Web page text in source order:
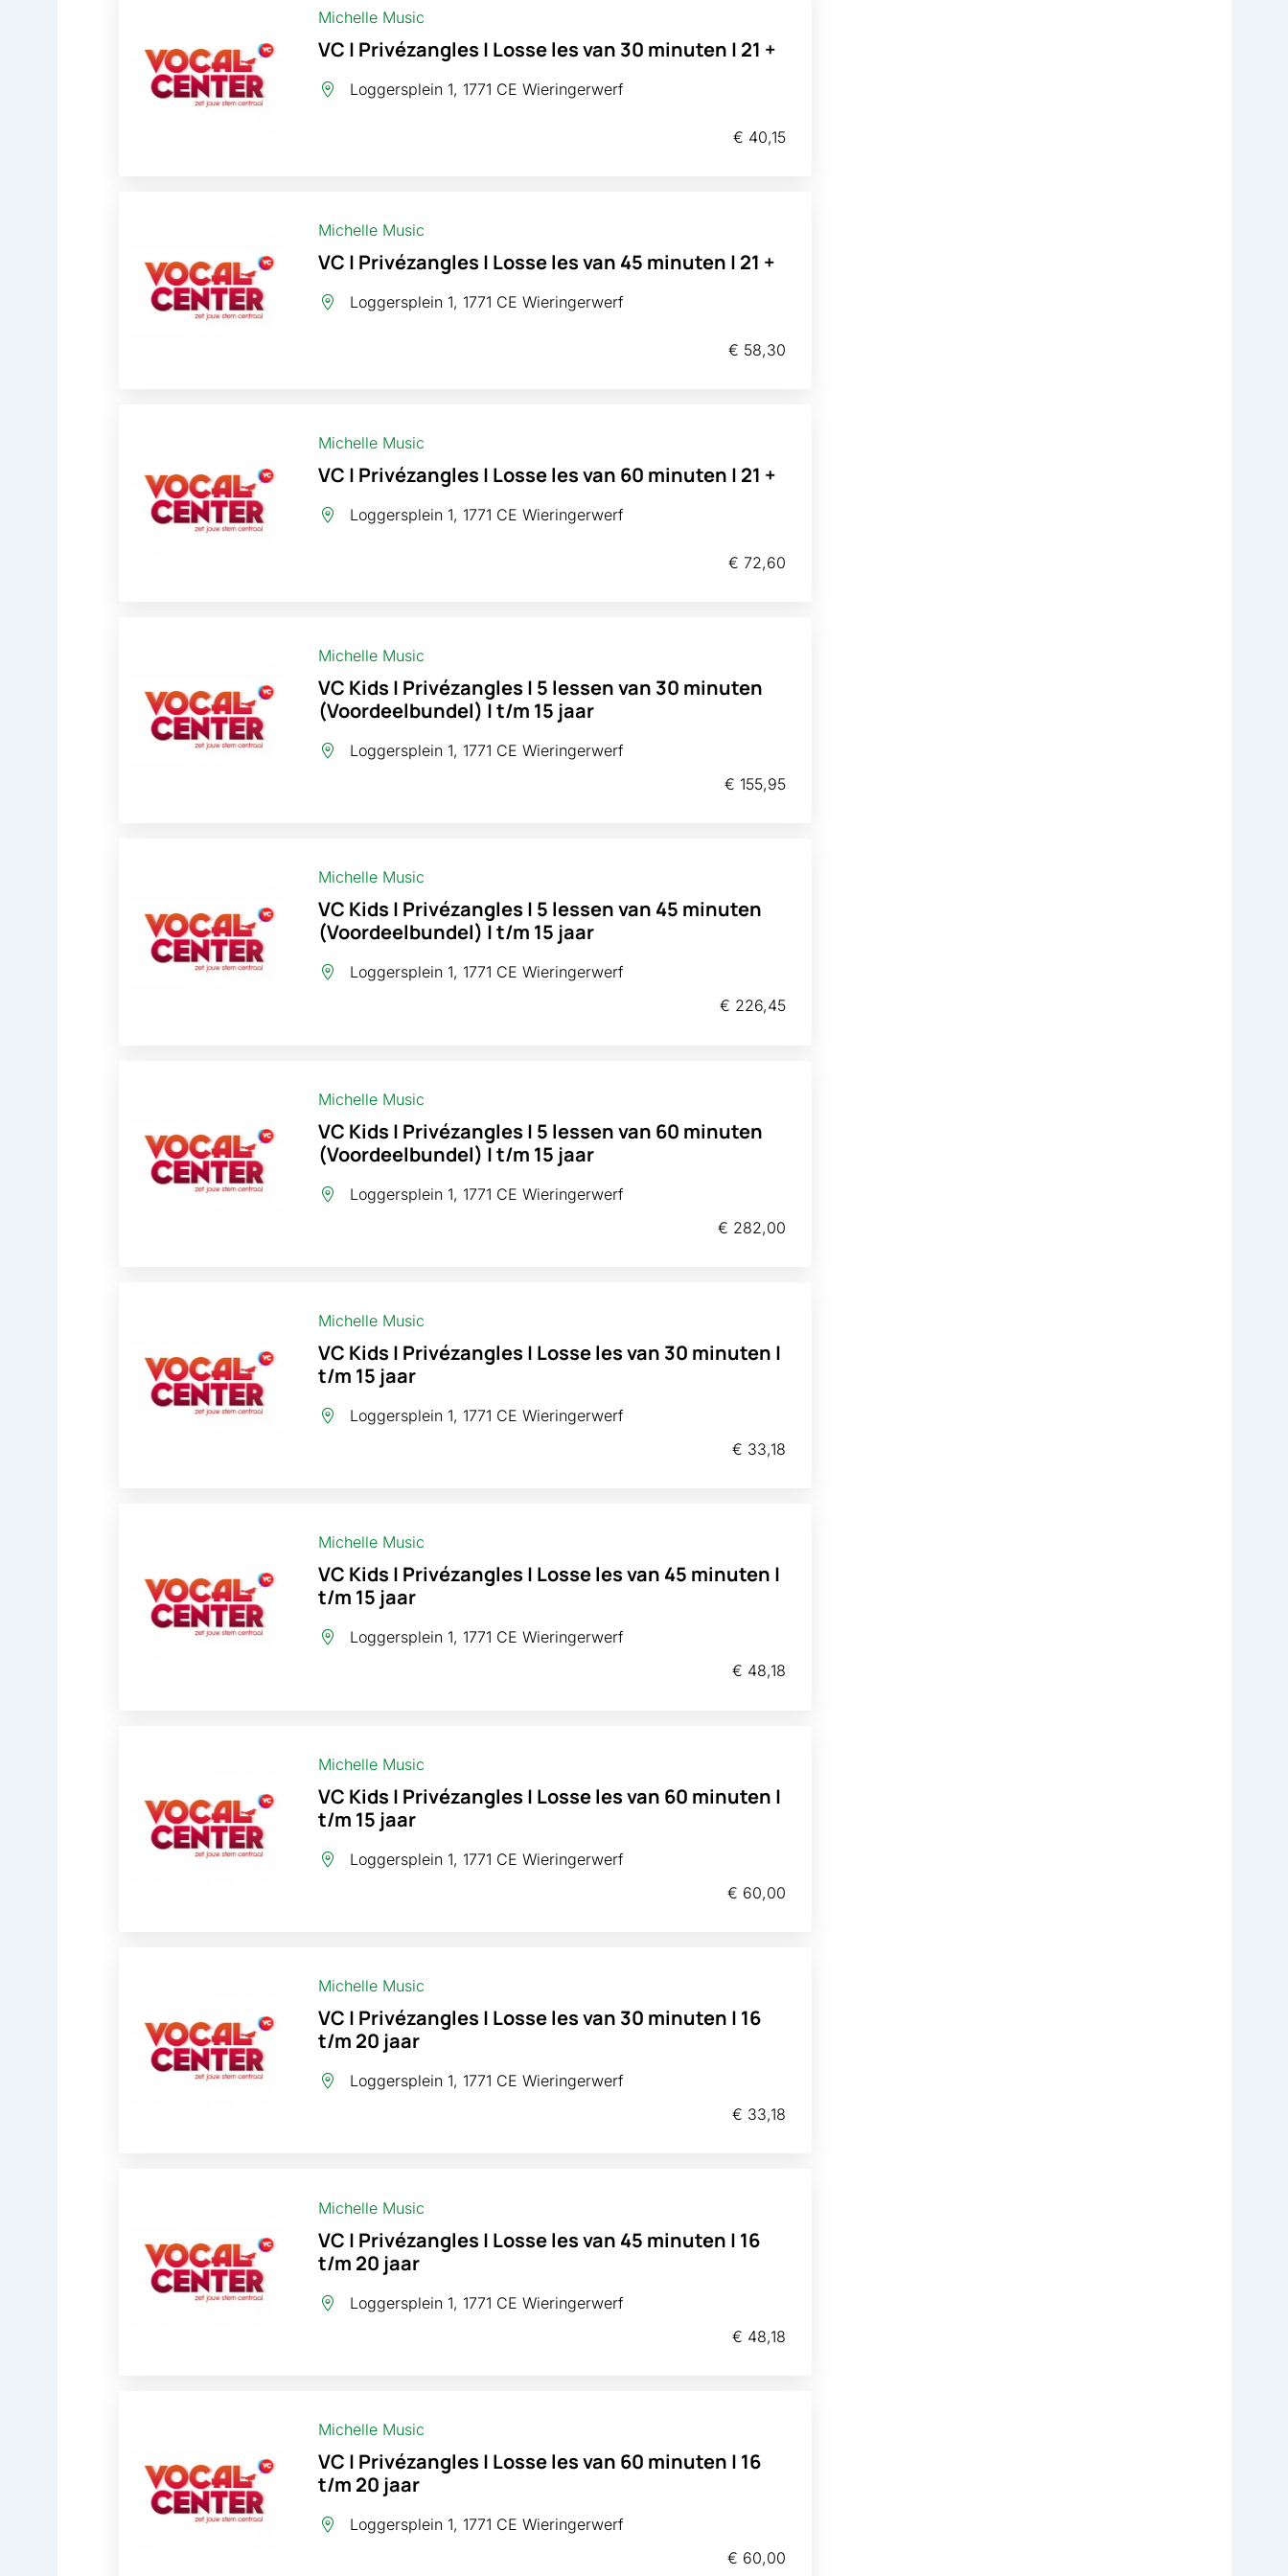
VC | Privézangles | Losse les van 30 minuten | 21 +
Michelle Music
Loggersplein 1, 1771 CE Wieringerwerf
€ 40,15
VC | Privézangles | Losse les van 45 minuten | 21 +
Michelle Music
Loggersplein 1, 1771 CE Wieringerwerf
€ 58,30
VC | Privézangles | Losse les van 60 minuten | 21 +
Michelle Music
Loggersplein 1, 1771 CE Wieringerwerf
€ 72,60
VC Kids | Privézangles | 5 lessen van 30 minuten
(Voordeelbundel) | t/m 15 jaar
Michelle Music
Loggersplein 1, 1771 CE Wieringerwerf
€ 155,95
VC Kids | Privézangles | 5 lessen van 45 minuten
(Voordeelbundel) | t/m 15 jaar
Michelle Music
Loggersplein 1, 1771 CE Wieringerwerf
€ 226,45
VC Kids | Privézangles | 5 lessen van 60 minuten
(Voordeelbundel) | t/m 15 jaar
Michelle Music
Loggersplein 1, 1771 CE Wieringerwerf
€ 282,00
VC Kids | Privézangles | Losse les van 30 minuten |
t/m 15 jaar
Michelle Music
Loggersplein 1, 1771 CE Wieringerwerf
€ 33,18
VC Kids | Privézangles | Losse les van 45 minuten |
t/m 15 jaar
Michelle Music
Loggersplein 1, 1771 CE Wieringerwerf
€ 48,18
VC Kids | Privézangles | Losse les van 60 minuten |
t/m 15 jaar
Michelle Music
Loggersplein 1, 1771 CE Wieringerwerf
€ 60,00
VC | Privézangles | Losse les van 30 minuten | 16
t/m 20 jaar
Michelle Music
Loggersplein 1, 1771 CE Wieringerwerf
€ 33,18
VC | Privézangles | Losse les van 45 minuten | 16
t/m 20 jaar
Michelle Music
Loggersplein 1, 1771 CE Wieringerwerf
€ 48,18
VC | Privézangles | Losse les van 60 minuten | 16
t/m 20 jaar
Michelle Music
Loggersplein 1, 1771 CE Wieringerwerf
€ 60,00